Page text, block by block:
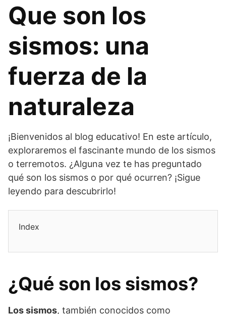
Que son los
sismos: una
fuerza de la
naturaleza
¡Bienvenidos al blog educativo! En este artículo,
exploraremos el fascinante mundo de los sismos
o terremotos. ¿Alguna vez te has preguntado
qué son los sismos o por qué ocurren? ¡Sigue
leyendo para descubrirlo!
Index
¿Qué son los sismos?
Los sismos, también conocidos como